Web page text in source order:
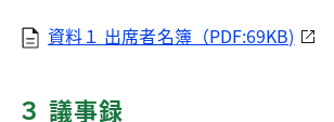
資料１ 出席者名簿（PDF:69KB)
３ 議事録